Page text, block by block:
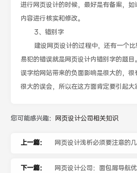
进行网页设计的时候，最好是有备案，如
内容进行核实和修改。
3、错别字
建设网页设计的过程中，还有一个比
易犯的错误就是网页设计内错别字的题
误字给网站带来的负面影响是很大的，
很大的误会，所以在这方面肯定要引起大
您可能感兴趣： 网页设计公司相关知识
上一篇： 网页设计浅析必须要注意的
下一篇： 网页设计公司：面包屑导航